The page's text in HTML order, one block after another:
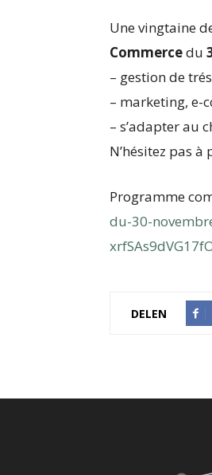
Une vingtaine
Commercedu
– gestion de
– marketing, e-
– s’adapter au
N’hésitez pas
Programme
du-30-
DELEN